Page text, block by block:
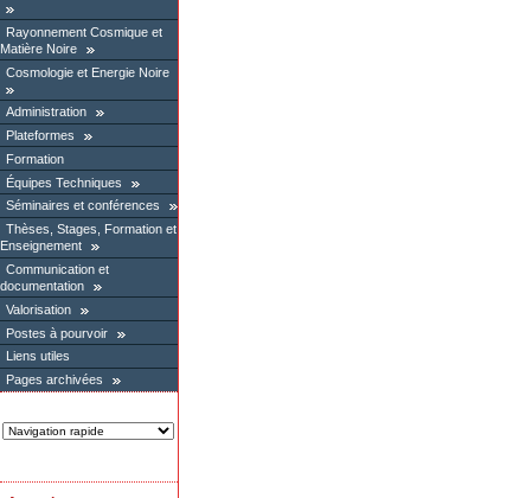
Rayonnement Cosmique et
Matière Noire
Cosmologie et Energie Noire
Administration
Plateformes
Formation
Équipes Techniques
Séminaires et conférences
Thèses, Stages, Formation et
Enseignement
Communication et
documentation
Valorisation
Postes à pourvoir
Liens utiles
Pages archivées